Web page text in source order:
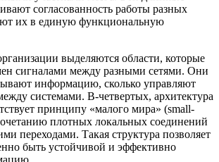
согласованность работы разных
их в единую функциональную
выделяются области, которые
сигналами между разными сетями. Они
информацию, сколько управляют
системами. В-четвертых, архитектура
принципу «малого мира» (small-
плотных локальных соединений
переходами. Такая структура позволяет
быть устойчивой и эффективно